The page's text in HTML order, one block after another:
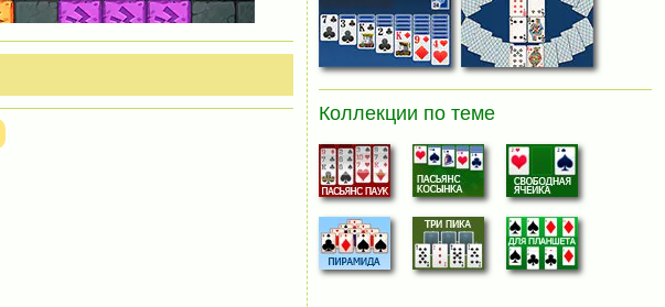
Коллекции по теме